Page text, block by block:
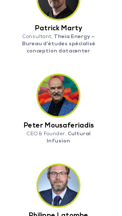
Patrick Marty
Consultant, Theia Energy –
Bureau d’études spécialisé
conception datacenter
Peter Mousaferiadis
CEO & Founder, Cultural
Infusion